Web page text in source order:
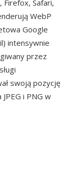
Firefox, Safari,
WebP
Google
intensywnie
przez
swoją pozycję
i PNG w